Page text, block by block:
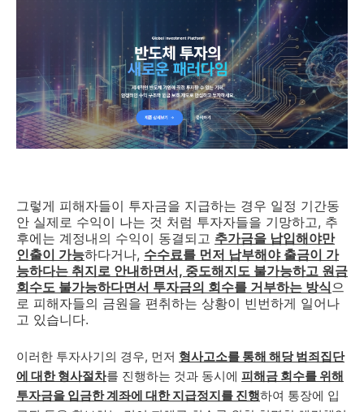
그렇게 피해자들이 투자금을 지급하는 경우 일정 기간동
안 실제로 수익이 나는 것 처럼 투자자들을 기망하고, 추
후에는 계정내의 수익이 동결되고 추가금을 납입해야만
인출이 가능하다거나, 수수료를 먼저 납부해야 출금이 가
능하다는 취지로 안내하면서, 중도해지도 불가능하고 원금
회수도 불가능하다면서 투자금의 회수를 거부하는 방식으
로 피해자들의 금원을 편취하는 상황이 빈번하게 일어나
고 있습니다.
이러한 투자사기의 경우, 먼저 형사고소를 통해 해당 범죄집단
에 대한 형사절차를 진행하는 것과 동시에 피해금 회수를 위해
투자금을 입금한 계좌에 대한 지급정지를 진행하여 통장에 입